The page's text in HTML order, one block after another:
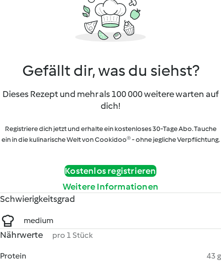
Gefällt dir, was du siehst?
Dieses Rezept und mehr als 100 000 weitere warten auf
dich!
Registriere dich jetzt und erhalte ein kostenloses 30-Tage Abo. Tauche
ein in die kulinarische Welt von Cookidoo® - ohne jegliche Verpflichtung.
Kostenlos registrieren
Weitere Informationen
Schwierigkeitsgrad
medium
Nährwerte pro 1 Stück
Protein
43 g